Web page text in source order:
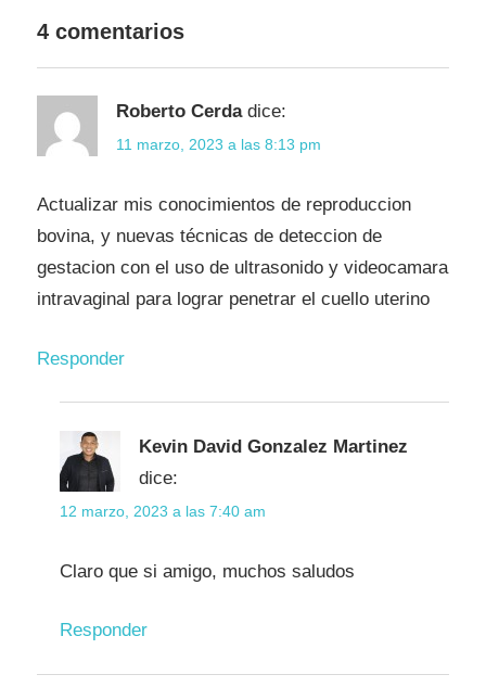
4 comentarios
Roberto Cerda dice:
11 marzo, 2023 a las 8:13 pm
Actualizar mis conocimientos de reproduccion
bovina, y nuevas técnicas de deteccion de
gestacion con el uso de ultrasonido y videocamara
intravaginal para lograr penetrar el cuello uterino
Responder
Kevin David Gonzalez Martinez
dice:
12 marzo, 2023 a las 7:40 am
Claro que si amigo, muchos saludos
Responder